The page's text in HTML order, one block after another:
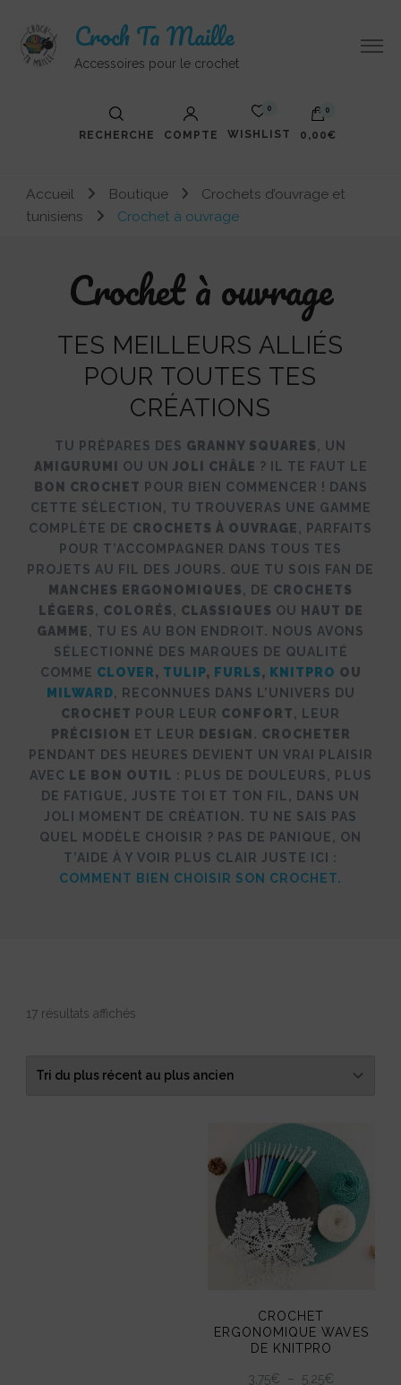
Croch Ta Maille
Accessoires pour le crochet
RECHERCHE COMPTE
0
WISHLIST
0
0,00€
Votre panier est vide.
Accueil Boutique
Crochets d’ouvrage et
tunisiens
Crochet à ouvrage
TES MEILLEURS ALLIÉS
POUR TOUTES TES
CRÉATIONS
TU PRÉPARES DES GRANNY SQUARES
, UN
AMIGURUMI
OU UN JOLI CHÂLE ? IL TE FAUT LE
BON CROCHET POUR BIEN COMMENCER ! DANS
CETTE SÉLECTION, TU TROUVERAS UNE GAMME
COMPLÈTE DE CROCHETS À OUVRAGE
, PARFAITS
POUR T’ACCOMPAGNER DANS TOUS TES
PROJETS AU FIL DES JOURS. QUE TU SOIS FAN DE
MANCHES ERGONOMIQUES
, DE CROCHETS
LÉGERS
COLORÉS CLASSIQUES OU
HAUT DE
GAMME
, TU ES AU BON ENDROIT. NOUS AVONS
SÉLECTIONNÉ DES MARQUES DE QUALITÉ
COMME CLOVER, TULIP, FURLS, KNITPRO OU
MILWARD , RECONNUES DANS L’UNIVERS DU
CROCHET POUR LEUR CONFORT
, LEUR
PRÉCISION
ET LEUR DESIGN
CROCHETER
PENDANT DES HEURES DEVIENT UN VRAI PLAISIR
AVEC
LE BON OUTIL : PLUS DE DOULEURS, PLUS
DE FATIGUE, JUSTE TOI ET TON FIL, DANS UN
JOLI MOMENT DE CRÉATION. TU NE SAIS PAS
QUEL MODÈLE CHOISIR ? PAS DE PANIQUE, ON
T’AIDE À Y VOIR PLUS CLAIR JUSTE ICI :
COMMENT BIEN CHOISIR SON CROCHET.
Crochet à ouvrage
17 résultats affichés
récent
CROCHET
ERGONOMIQUE WAVES
DE KNITPRO
3,75€ – 5,25€